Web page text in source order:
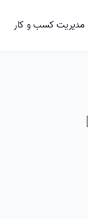
مدیریت کسب و کار